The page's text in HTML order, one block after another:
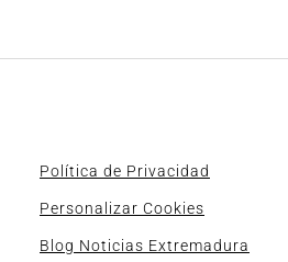
Política de Privacidad
Personalizar Cookies
Blog Noticias Extremadura